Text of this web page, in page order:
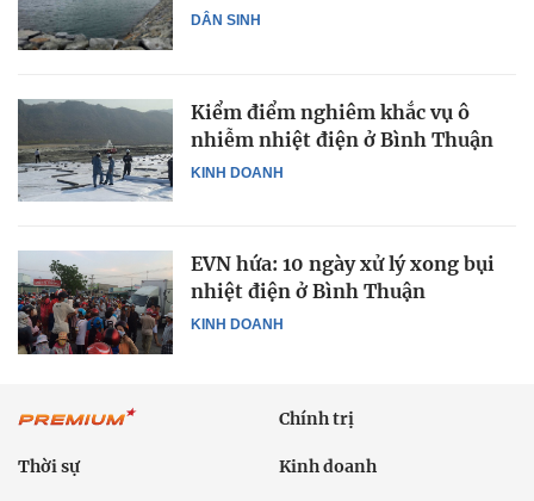
DÂN SINH
KINH DOANH
Kiểm điểm nghiêm khắc vụ ô
nhiễm nhiệt điện ở Bình Thuận
KINH DOANH
EVN hứa: 10 ngày xử lý xong bụi
nhiệt điện ở Bình Thuận
Chính trị
Thời sự Kinh doanh